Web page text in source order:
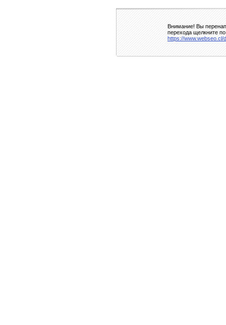
Внимание! Вы
перехода щелкните
https://www.webseo.cl/